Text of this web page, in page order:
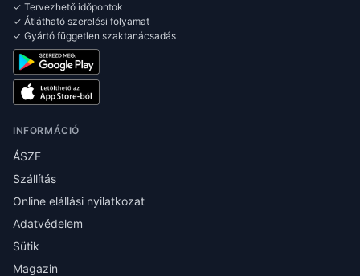
✓ Tervezhető időpontok
✓ Átlátható szerelési folyamat
✓ Gyártó független szaktanácsadás
INFORMÁCIÓ
ÁSZF
Szállítás
Online elállási nyilatkozat
Adatvédelem
Sütik
Magazin